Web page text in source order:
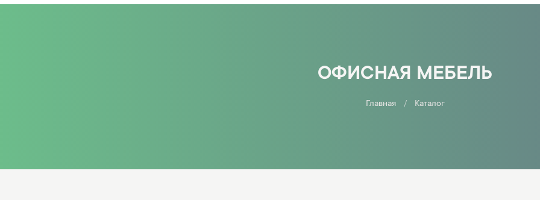
ОФИСНАЯ МЕБЕЛЬ
Главная Каталог